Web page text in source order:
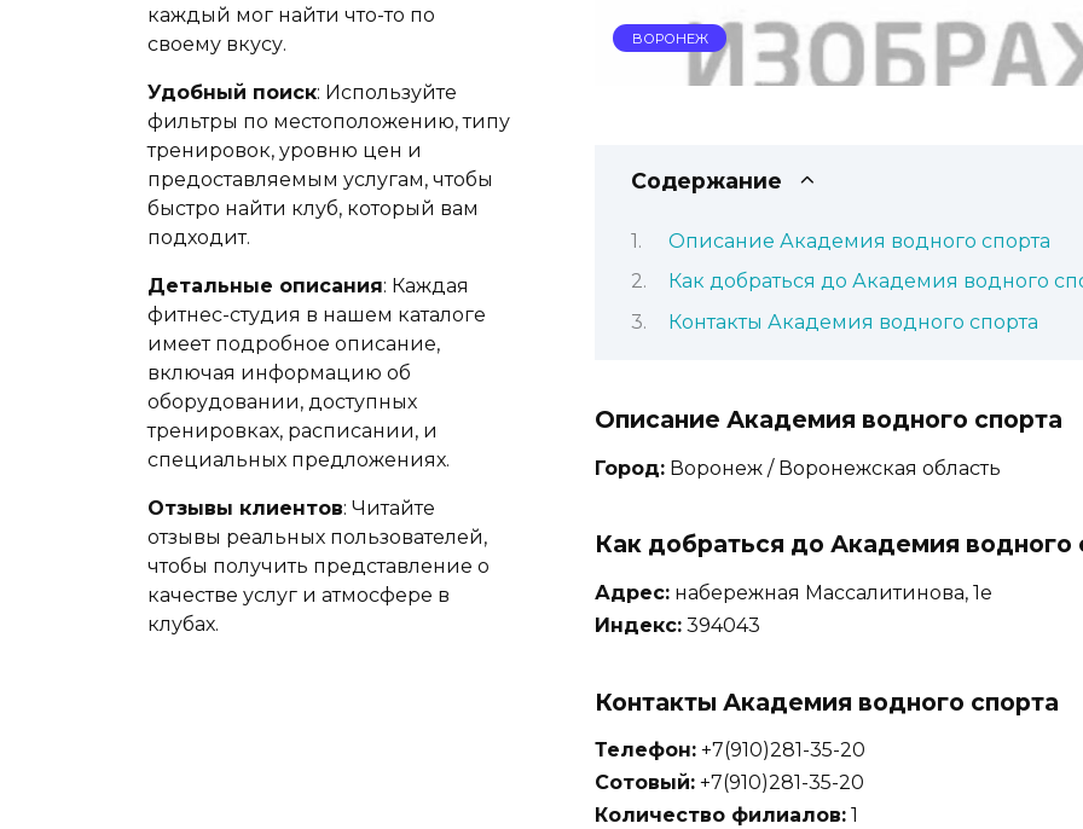
ВОРОНЕЖ
Содержание
Описание Академия водного спорта
Как добраться до Академия водного
Контакты Академия водного спорта
Описание Академия водного спорта
Город: Воронеж / Воронежская область
Как добраться до Академия водного
Адрес: набережная Массалитинова, 1е
Индекс: 394043
Контакты Академия водного спорта
Телефон: +7(910)281-35-20
Сотовый: +7(910)281-35-20
Количество филиалов: 1
каждый мог найти что-то по
своему вкусу.
Удобный поиск: Используйте
фильтры по местоположению, типу
тренировок, уровню цен и
предоставляемым услугам, чтобы
быстро найти клуб, который вам
подходит.
Детальные описания: Каждая
фитнес-студия в нашем каталоге
имеет подробное описание,
включая информацию об
оборудовании, доступных
тренировках, расписании, и
специальных предложениях.
Отзывы клиентов: Читайте
отзывы реальных пользователей,
чтобы получить представление о
качестве услуг и атмосфере в
клубах.